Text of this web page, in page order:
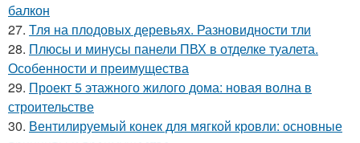
балкон
27. Тля на плодовых деревьях. Разновидности тли
28. Плюсы и минусы панели ПВХ в отделке туалета.
Особенности и преимущества
29. Проект 5 этажного жилого дома: новая волна в
строительстве
30. Вентилируемый конек для мягкой кровли: основные